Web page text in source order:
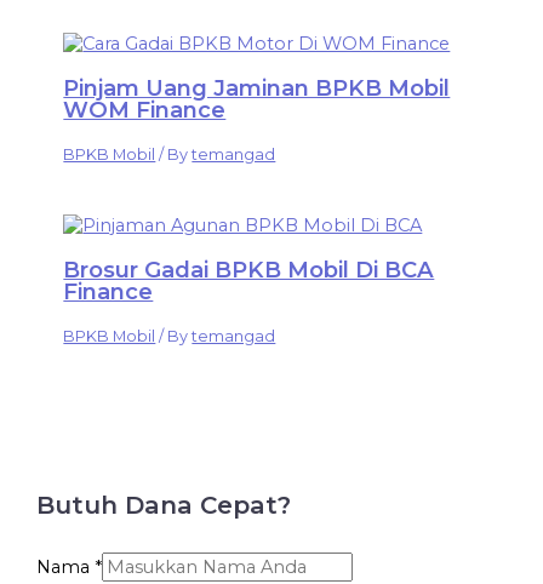
Pinjam Uang Jaminan BPKB Mobil
WOM Finance
BPKB Mobil / Bytemangad
Brosur Gadai BPKB Mobil Di BCA
Finance
BPKB Mobil / Bytemangad
Butuh Dana Cepat?
Nama *